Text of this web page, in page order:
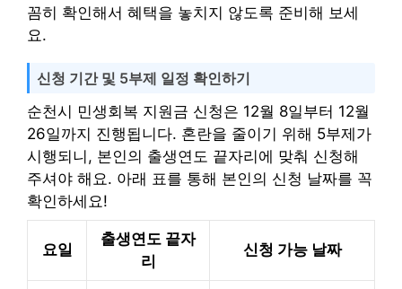
꼼히 확인해서 혜택을 놓치지 않도록 준비해 보세
요.
신청 기간 및 5부제 일정 확인하기
순천시 민생회복 지원금 신청은 12월 8일부터 12월
26일까지 진행됩니다. 혼란을 줄이기 위해 5부제가
시행되니, 본인의 출생연도 끝자리에 맞춰 신청해
주셔야 해요. 아래 표를 통해 본인의 신청 날짜를 꼭
확인하세요!
요일
출생연도 끝자
리
신청 가능 날짜